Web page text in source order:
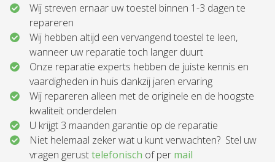
Wij streven ernaar uw toestel binnen 1-3 dagen te
repareren
Wij hebben altijd een vervangend toestel te leen,
wanneer uw reparatie toch langer duurt
Onze reparatie experts hebben de juiste kennis en
vaardigheden in huis dankzij jaren ervaring
Wij repareren alleen met de originele en de hoogste
kwaliteit onderdelen
U krijgt 3 maanden garantie op de reparatie
Niet helemaal zeker wat u kunt verwachten? Stel uw
vragen gerusttelefonisch of per mail